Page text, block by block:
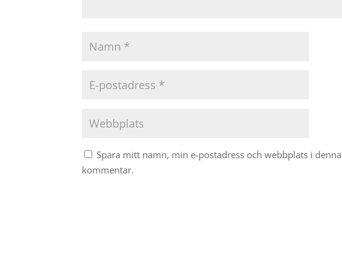
Spara mitt namn, min e-postadress och webbplats i
kommentar.